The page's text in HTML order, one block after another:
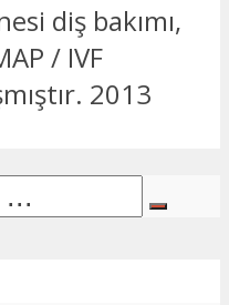
diş bakımı,
/ IVF
2013